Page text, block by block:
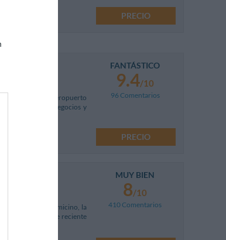
PRECIO
sólo 4,5 km del aeropuerto
estancias de negocios y
FANTÁSTICO
9.4/10
96 Comentarios
PRECIO
de Fiumicino, la
El hotel, de reciente
MUY BIEN
8/10
410 Comentarios